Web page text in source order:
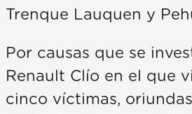
Trenque Lauquen y
Por causas que se
Renault Clío en el que
cinco víctimas,